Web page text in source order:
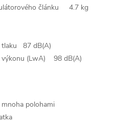
článku 4.7 kg
tlaku 87 dB(A)
výkonu (LwA) 98 dB(A)
polohami